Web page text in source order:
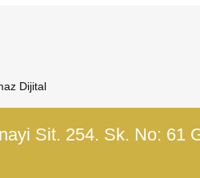
Dijital
Sit. 254. Sk. No: 61